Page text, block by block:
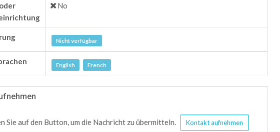
No
Nicht verfügbar
English French
Sie auf den Button, um die Nachricht zu übermitteln. Kontakt aufnehmen